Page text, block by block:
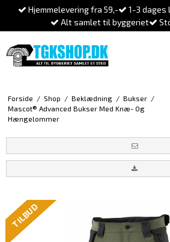
Hjemmelevering fra 59,-
1-3 dages
Alt samlet til byggeriet
Forside / Shop / Beklædning / Bukser /
Mascot® Advanced Bukser Med Knæ- Og
Hængelommer
TILBUD